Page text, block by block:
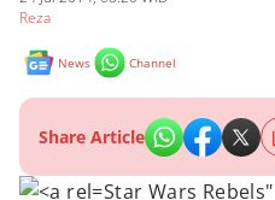
Reza
News Channel
Share Article
Star Wars Rebels"